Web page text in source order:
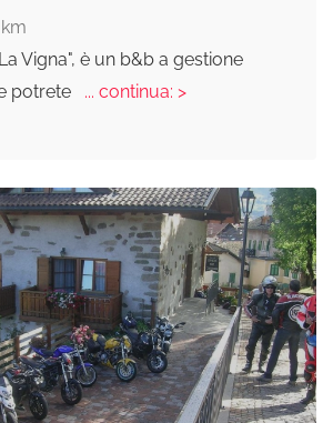
Vigna", è un b&b a gestione
potrete
... continua: >